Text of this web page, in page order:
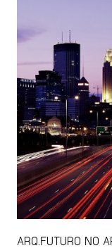
ARQ.FUTURO NO